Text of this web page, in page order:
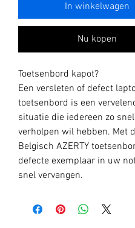
In winkelwagen
Nu kopen
Toetsenbord kapot?
Een versleten of defect
toetsenbord is een
situatie die iedereen zo
verholpen wil hebben. Met
Belgisch AZERTY
defecte exemplaar in uw
snel vervangen.